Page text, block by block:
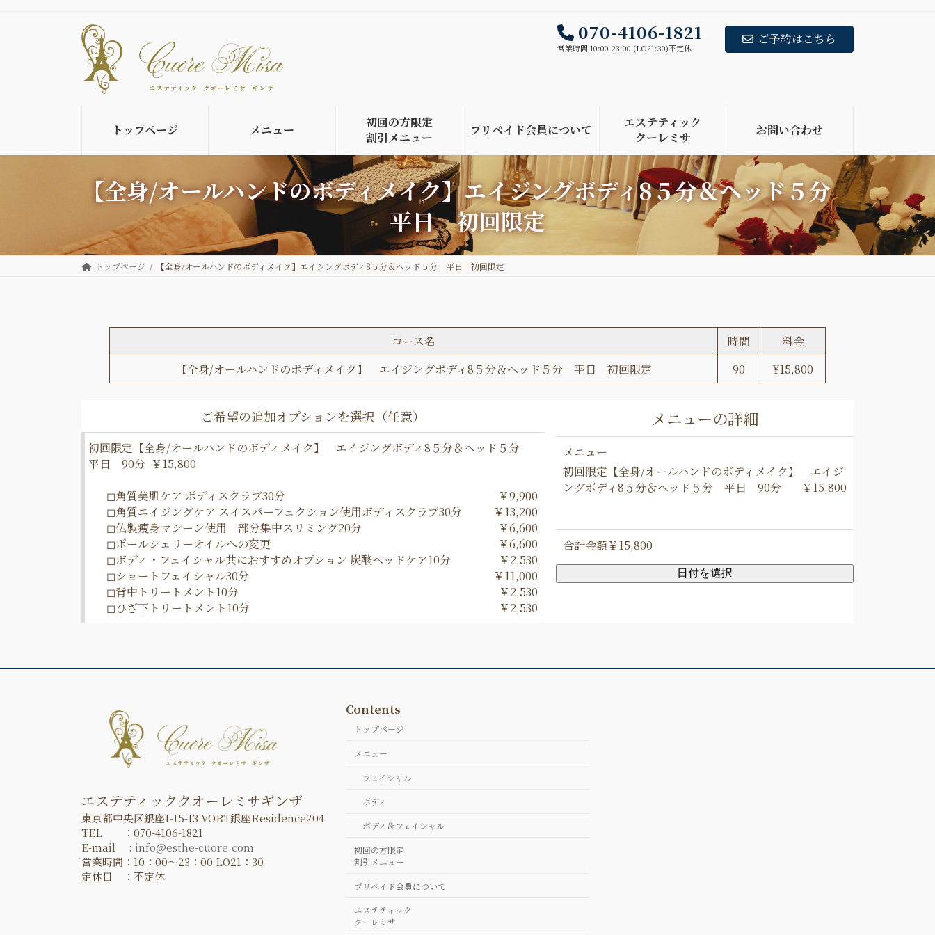
プ
動
070-4106-1821
営業時間 10:00-23:00 (LO21:30)不定休
ご予約はこちら
トップページ メニュー
初回の方限定
割引メニュー
プリペイド会員について
エステティック
クーレミサ
お問い合わせ
【全身/オールハンドのボディメイク】エイジングボディ8５分＆ヘッド５分
平日 初回限定
トップページ 【全身/オールハンドのボディメイク】エイジングボディ8５分＆ヘッド５分 平日 初回限定
コース名 時間
料金
【全身/オールハンドのボディメイク】 エイジングボディ8５分＆ヘッド５分 平日 初回限定
90 ¥15,800
初回限定【全身/オールハンドのボディメイク】 エイジングボディ8５分＆ヘッド５分
平日 90分 ￥15,800
◻︎角質美肌ケア ボディスクラブ30分
￥9,900
◻︎角質エイジングケア スイスパーフェクション使用ボディスクラブ30分
￥13,200
◻︎仏製痩身マシーン使用 部分集中スリミング20分
￥6,600
◻︎ポールシェリーオイルへの変更
￥6,600
◻︎ボディ・フェイシャル共におすすめオプション 炭酸ヘッドケア10分
￥2,530
◻︎ショートフェイシャル30分
￥11,000
◻︎背中トリートメント10分
￥2,530
◻︎ひざ下トリートメント10分
￥2,530
メニューの詳細
メニュー
初回限定【全身/オールハンドのボディメイク】 エイジ
ングボディ8５分＆ヘッド５分 平日 90分
￥15,800
合計金額￥15,800
日付を選択
エステティッククオーレミサギンザ
東京都中央区銀座1-15-13 VORT銀座Residence204
TEL ：070-4106-1821
E-mail : info@esthe-cuore.com
営業時間：10：00～23：00 LO21：30
定休日 ：不定休
Contents
トップページ
メニュー
フェイシャル
ボディ
ボディ＆フェイシャル
初回の方限定
割引メニュー
プリペイド会員について
エステティック
クーレミサ